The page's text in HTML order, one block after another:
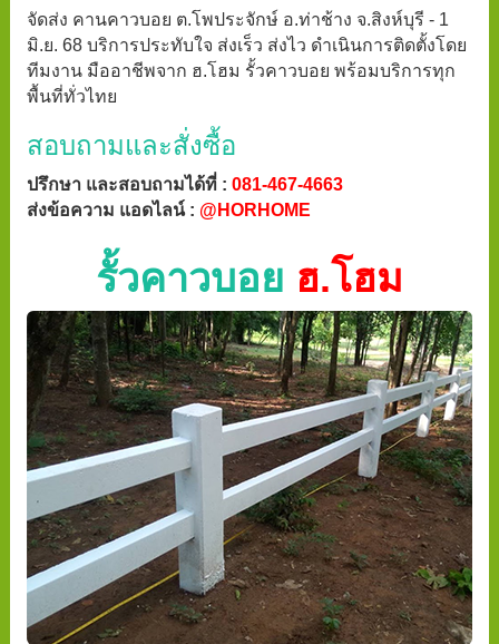
จัดส่ง คานคาวบอย ต.โพประจักษ์ อ.ท่าช้าง จ.สิงห์บุรี - 1
มิ.ย. 68 บริการประทับใจ ส่งเร็ว ส่งไว ดำเนินการติดตั้งโดย
ทีมงาน มืออาชีพจาก ฮ.โฮม รั้วคาวบอย พร้อมบริการทุก
พื้นที่ทั่วไทย
สอบถามและสั่งซื้อ
ปรึกษา และสอบถามได้ที่ : 081-467-4663
ส่งข้อความ แอดไลน์ : @HORHOME
รั้วคาวบอย ฮ.โฮม